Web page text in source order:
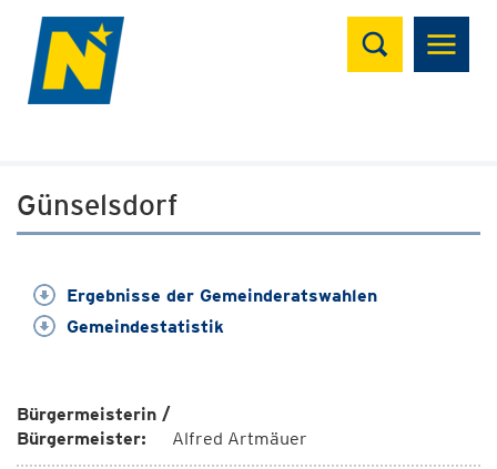
Suchen
Günselsdorf
Ergebnisse der Gemeinderatswahlen
Gemeindestatistik
Bürgermeisterin /
Bürgermeister:
Alfred Artmäuer